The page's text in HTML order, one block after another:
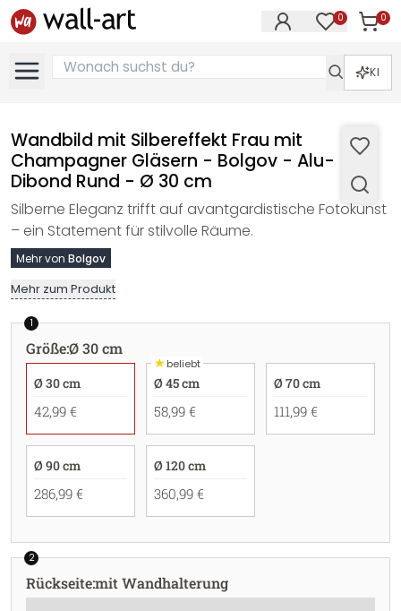
0 0
KI
Wandbild mit Silbereffekt Frau mit
Champagner Gläsern - Bolgov - Alu-
Dibond Rund - Ø 30 cm
Silberne Eleganz trifft auf avantgardistische Fotokunst
– ein Statement für stilvolle Räume.
Mehr von Bolgov
Mehr zum Produkt
1
Größe:Ø 30 cm
Ø 30 cm
42,99 €
★beliebt
Ø 45 cm
58,99 €
Ø 70 cm
111,99 €
Ø 90 cm
286,99 €
Ø 120 cm
360,99 €
2
Rückseite:mit Wandhalterung